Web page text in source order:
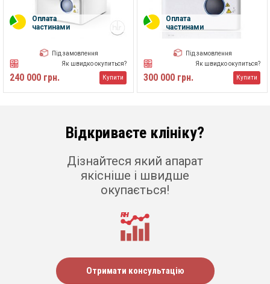
Оплата
частинами
Під замовлення
Як швидко окупиться?
240 000 грн. Купити
Оплата
частинами
Під замовлення
Як швидко окупиться?
300 000 грн. Купити
Відкриваєте клініку?
Дізнайтеся який апарат
якісніше і швидше
окупається!
Отримати консультацію